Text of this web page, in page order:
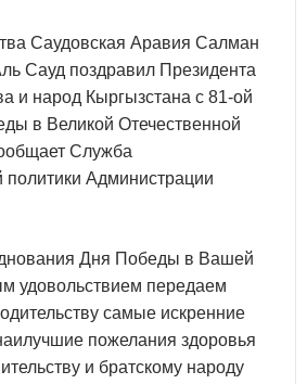
Саудовская Аравия Салман
Сауд поздравил Президента
и народ Кыргызстана с 81-ой
в Великой Отечественной
Служба
Администрации
Дня Победы в Вашей
удовольствием передаем
самые искренние
пожелания здоровья
и братскому народу